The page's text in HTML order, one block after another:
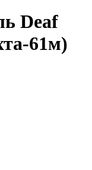
Deaf
61м)